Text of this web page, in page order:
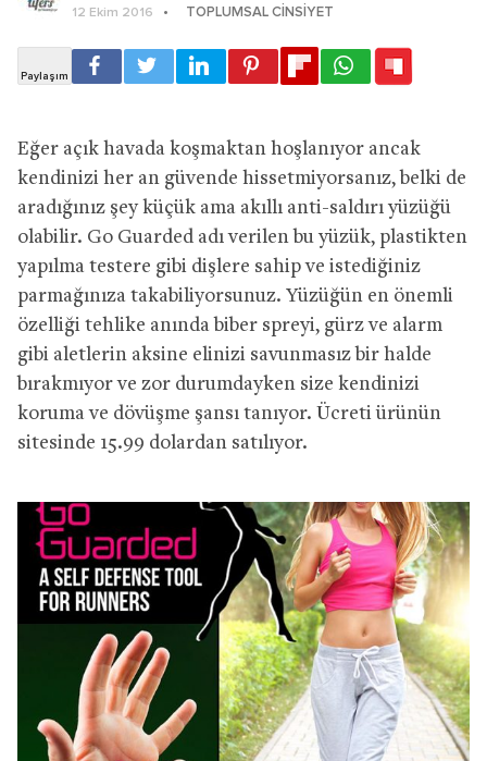
12 Ekim 2016 TOPLUMSAL CINSIYET
Eğer açık havada koşmaktan hoşlanıyor ancak
kendinizi her an güvende hissetmiyorsanız, belki de
aradığınız şey küçük ama akıllı anti-saldırı yüzüğü
olabilir. Go Guarded adı verilen bu yüzük, plastikten
yapılma testere gibi dişlere sahip ve istediğiniz
parmağınıza takabiliyorsunuz. Yüzüğün en önemli
özelliği tehlike anında biber spreyi, gürz ve alarm
gibi aletlerin aksine elinizi savunmasız bir halde
bırakmıyor ve zor durumdayken size kendinizi
koruma ve dövüşme şansı tanıyor. Ücreti ürünün
sitesinde 15.99 dolardan satılıyor.